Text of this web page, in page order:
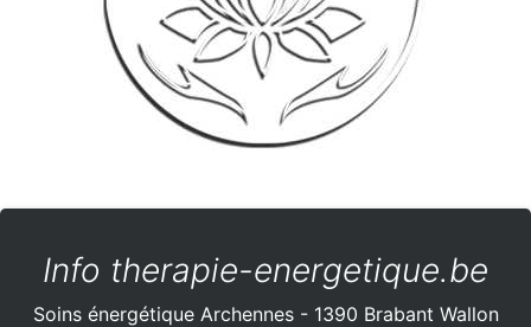
Info therapie-energetique.be
Soins énergétique Archennes - 1390 Brabant Wallon